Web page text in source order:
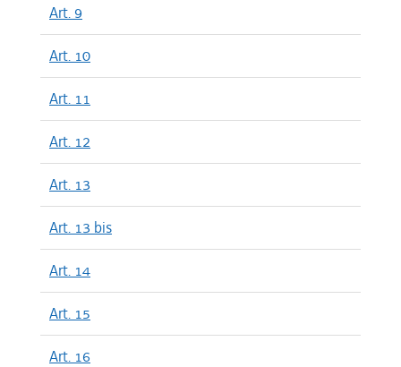
Art. 9
Art. 10
Art. 11
Art. 12
Art. 13
Art. 13 bis
Art. 14
Art. 15
Art. 16